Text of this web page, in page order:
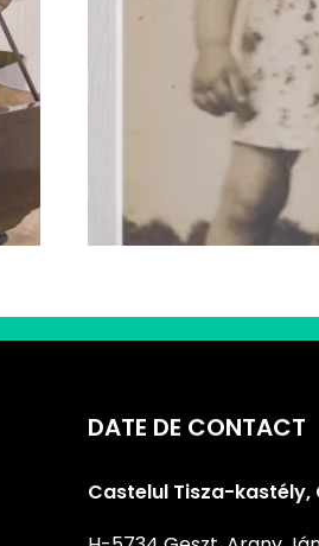
DATE DE CONTACT
Castelul Tisza-kastély,